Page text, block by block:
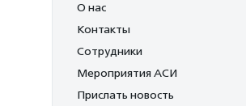
О нас
Контакты
Сотрудники
Мероприятия АСИ
Прислать новость